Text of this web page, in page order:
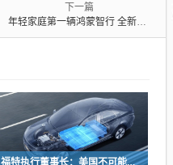
下一篇
年轻家庭第一辆鸿蒙智行 全新问界M6本月23日开启预定
福特执行董事长：美国不可能永远把中国车企挡在门外 进来也有信心击败